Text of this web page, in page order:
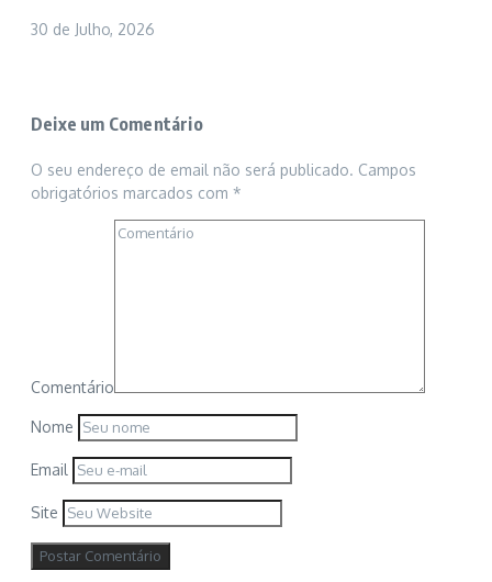
30 de Julho, 2026
Deixe um Comentário
O seu endereço de email não será publicado. Campos
obrigatórios marcados com *
Comentário
Nome
Email
Site